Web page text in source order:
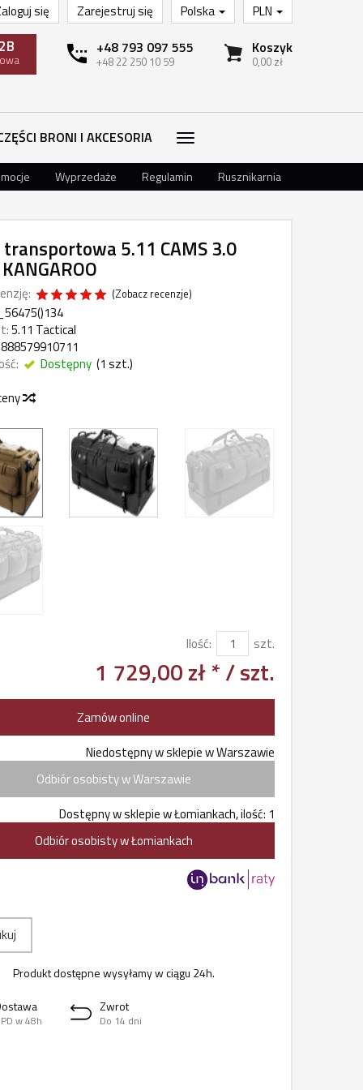
PLN
Polska
Zarejestruj się
się
Koszyk
0,00 zł
+48 793 097 555
+48 22 250 10 59
BRONI I AKCESORIA
Wyprzedaże Regulamin Rusznikarnia
5.11 CAMS 3.0
(Zobacz recenzje)
5.11 Tactical
888579910711
Dostępny (1 szt.)
Ilość: szt.
1 729,00 zł */ szt.
Zamów online
Niedostępny w sklepie w Warszawie
Odbiór osobisty w Warszawie
Dostępny w sklepie w Łomiankach, ilość: 1
Odbiór osobisty w Łomiankach
Produkt dostępne wysyłamy w ciągu 24h.
w 48h
Zwrot
Do 14 dni